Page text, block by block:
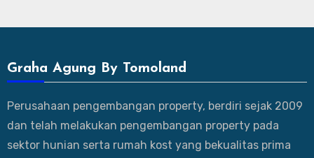
Graha Agung By Tomoland
Perusahaan pengembangan property, berdiri sejak 2009
dan telah melakukan pengembangan property pada
sektor hunian serta rumah kost yang bekualitas prima